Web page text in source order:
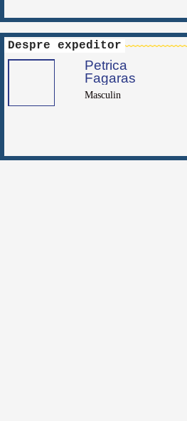
Despre expeditor
Petrica
Fagaras
Masculin